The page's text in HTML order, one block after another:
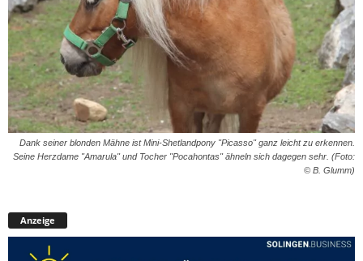
Dank seiner blonden Mähne ist Mini-Shetlandpony "Picasso" ganz leicht zu erkennen.
Seine Herzdame "Amarula" und Tocher "Pocahontas" ähneln sich dagegen sehr. (Foto:
© B. Glumm)
Anzeige